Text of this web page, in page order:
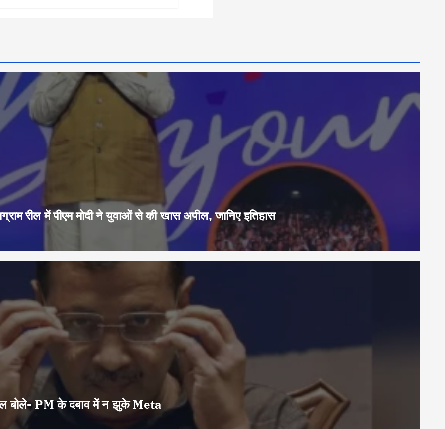
रील में पीएम मोदी ने युवाओं से की खास अपील, जानिए इतिहास
बोले- PM के दबाव में न झुके Meta